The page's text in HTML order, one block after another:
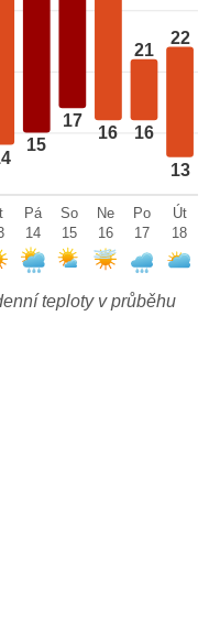
15
17
16
21
16
22
13
Pá
14
So
15
Ne
16
Po
17
Út
18
teploty v průběhu